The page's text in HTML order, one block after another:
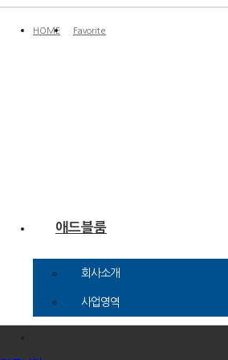
HOME Favorite
애드블룸
회사소개
사업영역